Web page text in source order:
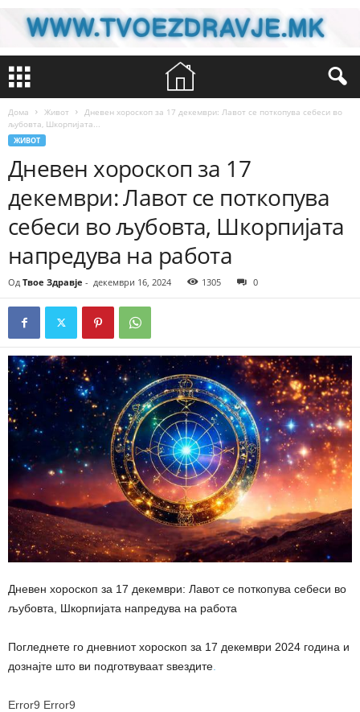
Дома Живот
Дневен хороскоп за 17 декември: Лавот се поткопува себеси во
љубовта, Шкорпијата...
ЖИВОТ
Дневен хороскоп за 17
декември: Лавот се поткопува
себеси во љубовта, Шкорпијата
напредува на работа
Од Твое Здравје - декември 16, 2024 1305 0
Дневен хороскоп за 17 декември: Лавот се поткопува себеси во
љубовта, Шкорпијата напредува на работа
Погледнете го дневниот хороскоп за 17 декември 2024 година и
дознајте што ви подготвуваат ѕвездите
Error9 Error9